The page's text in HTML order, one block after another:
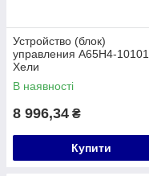
Устройство (блок)
управления A65H4-10101
Хели
В наявності
8 996,34 ₴
Купити